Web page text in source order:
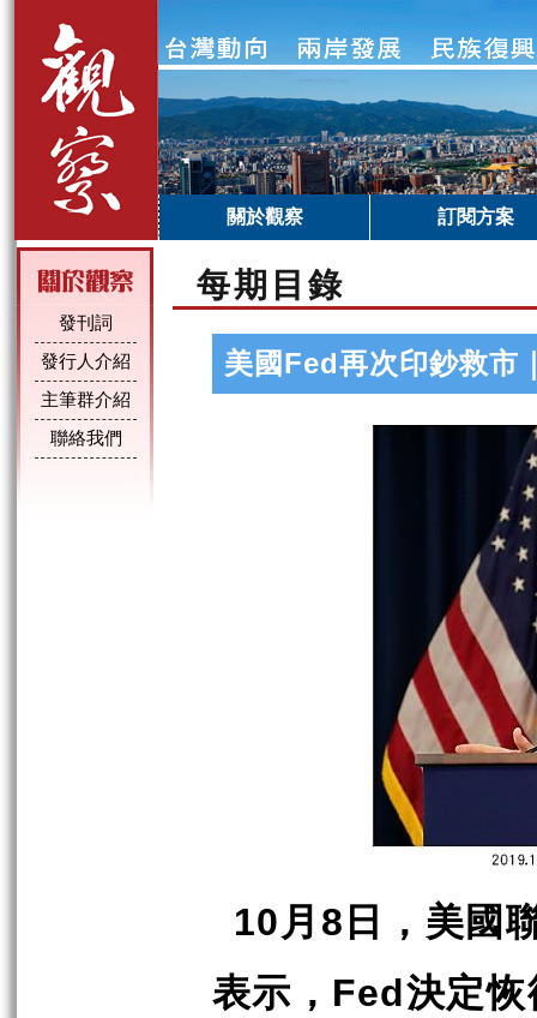
關於觀察 訂閱方案
發刊詞
發行人介紹
主筆群介紹
聯絡我們
每期目錄
美國Fed再次印鈔救市
10月 8日，美國
表示， Fed決定